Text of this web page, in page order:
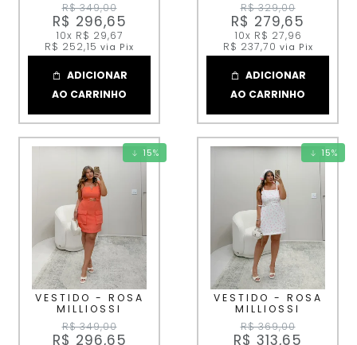
R$ 349,00
R$ 296,65
10x R$ 29,67
R$ 252,15 via Pix
ADICIONAR
AO CARRINHO
R$ 329,00
R$ 279,65
10x R$ 27,96
R$ 237,70 via Pix
ADICIONAR
AO CARRINHO
15%
VESTIDO - ROSA
MILLIOSSI
R$ 349,00
R$ 296,65
15%
VESTIDO - ROSA
MILLIOSSI
R$ 369,00
R$ 313,65